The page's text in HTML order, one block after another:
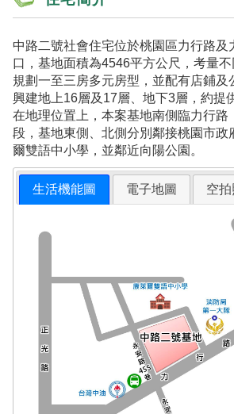
中路二號社會住宅位於桃園區力行路及
口，基地面積為4546平方公尺，考量
規劃一至三房多元房型，並配有店鋪及
興建地上16層及17層、地下3層，約提
在地理位置上，本案基地南側臨力行路
段，基地東側、北側分別鄰接桃園市政
爾雙語中小學，並鄰近向陽公園。
生活機能圖 電子地圖 空